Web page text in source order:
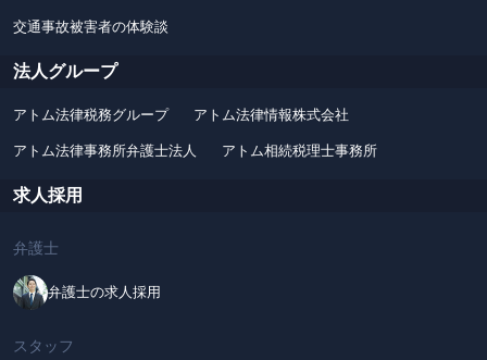
交通事故被害者の体験談
法人グループ
アトム法律税務グループ アトム法律情報株式会社
アトム法律事務所弁護士法人 アトム相続税理士事務所
求人採用
弁護士
弁護士の求人採用
スタッフ